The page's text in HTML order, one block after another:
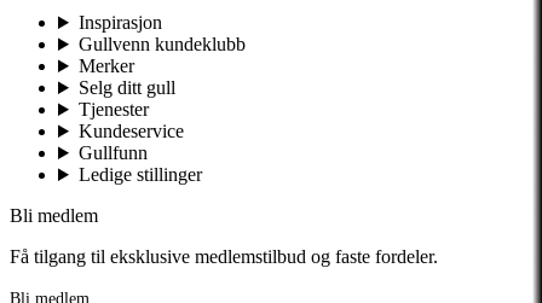
Inspirasjon
Gullvenn kundeklubb
Merker
Selg ditt gull
Tjenester
Kundeservice
Gullfunn
Ledige stillinger
Bli medlem
Få tilgang til eksklusive medlemstilbud og faste fordeler.
Bli medlem